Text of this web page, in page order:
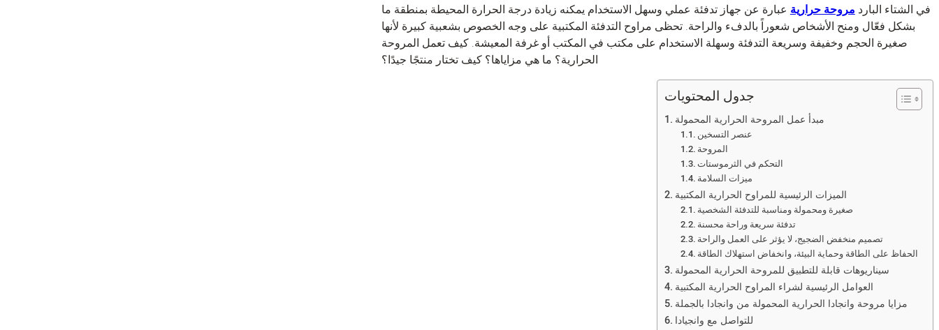
في الشتاء البارد مروحة حرارية عبارة عن جهاز تدفئة عملي وسهل الاستخدام يمكنه زيادة درجة الحرارة المحيطة بمنطقة ما
بشكل فعّال ومنح الأشخاص شعوراً بالدفء والراحة. تحظى مراوح التدفئة المكتبية على وجه الخصوص بشعبية كبيرة لأنها
صغيرة الحجم وخفيفة وسريعة التدفئة وسهلة الاستخدام على مكتب في المكتب أو غرفة المعيشة. كيف تعمل المروحة
الحرارية؟ ما هي مزاياها؟ كيف تختار منتجًا جيدًا؟
جدول المحتويات
مبدأ عمل المروحة الحرارية المحمولة
عنصر التسخين
المروحة
التحكم في الثرموستات
ميزات السلامة
الميزات الرئيسية للمراوح الحرارية المكتبية
صغيرة ومحمولة ومناسبة للتدفئة الشخصية
تدفئة سريعة وراحة محسنة
تصميم منخفض الضجيج، لا يؤثر على العمل والراحة
الحفاظ على الطاقة وحماية البيئة، وانخفاض استهلاك الطاقة
سيناريوهات قابلة للتطبيق للمروحة الحرارية المحمولة
العوامل الرئيسية لشراء المراوح الحرارية المكتبية
مزايا مروحة وانجادا الحرارية المحمولة من وانجادا بالجملة
للتواصل مع وانجيادا